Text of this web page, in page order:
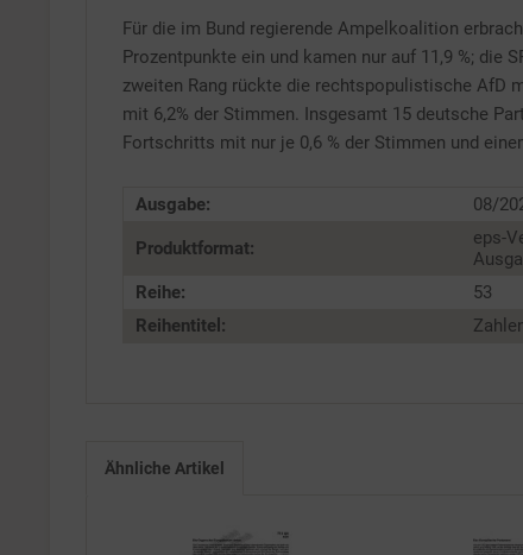
Für die im Bund regierende Ampelkoalition
Prozentpunkte ein und kamen nur auf 11,9 %; die
zweiten Rang rückte die rechtspopulistische AfD
mit 6,2% der Stimmen. Insgesamt 15 deutsche
Fortschritts mit nur je 0,6 % der Stimmen und
Ausgabe: 08/
Produktformat:
eps-
Reihe:
53
Reihentitel:
Ähnliche Artikel
Service